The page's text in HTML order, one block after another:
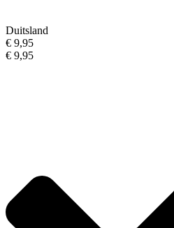
Duitsland
€ 9,95
€ 9,95